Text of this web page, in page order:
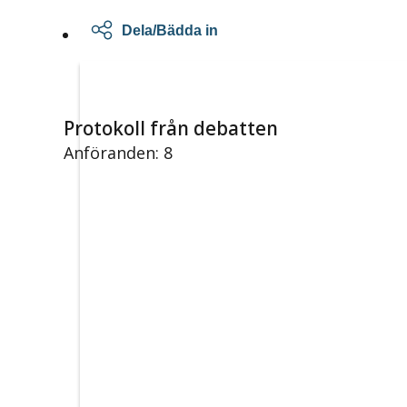
Dela/Bädda in
Protokoll från debatten
Anföranden: 8